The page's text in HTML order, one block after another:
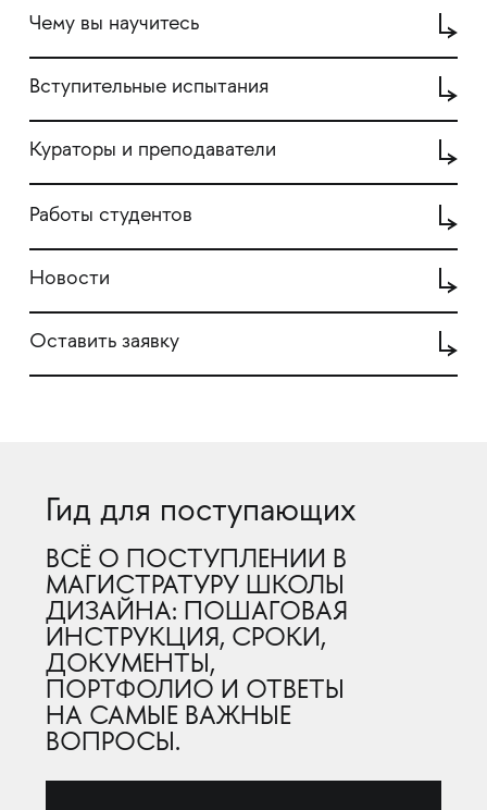
Чему вы научитесь
Вступительные испытания
Кураторы и преподаватели
Работы студентов
Новости
Оставить заявку
Гид для поступающих
ВСЁ О ПОСТУПЛЕНИИ В
МАГИСТРАТУРУ ШКОЛЫ
ДИЗАЙНА: ПОШАГОВАЯ
ИНСТРУКЦИЯ, СРОКИ,
ДОКУМЕНТЫ,
ПОРТФОЛИО И ОТВЕТЫ
НА САМЫЕ ВАЖНЫЕ
ВОПРОСЫ.